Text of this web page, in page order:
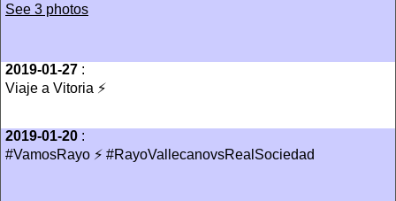
See 3 photos
2019-01-27 :
Viaje a Vitoria ⚡️
2019-01-20 :
#VamosRayo ⚡️ #RayoVallecanovsRealSociedad